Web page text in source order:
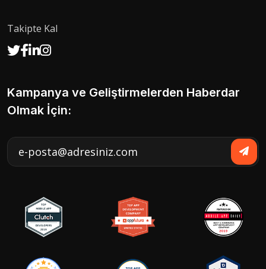
Takipte Kal
Kampanya ve Geliştirmelerden Haberdar
Olmak İçin: